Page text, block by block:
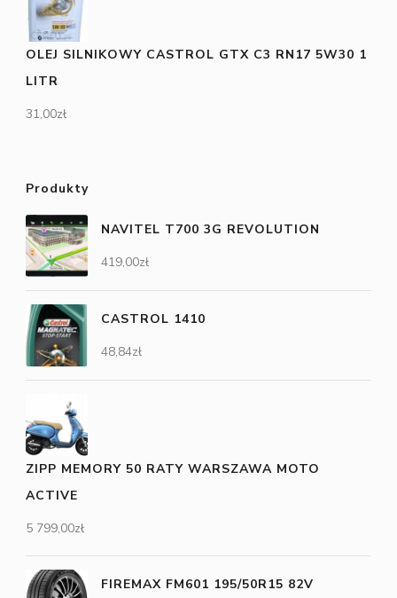
OLEJ SILNIKOWY CASTROL GTX C3 RN17 5W30 1
LITR
31,00zł
Produkty
NAVITEL T700 3G REVOLUTION
419,00zł
CASTROL 1410
48,84zł
ZIPP MEMORY 50 RATY WARSZAWA MOTO
ACTIVE
5 799,00zł
FIREMAX FM601 195/50R15 82V